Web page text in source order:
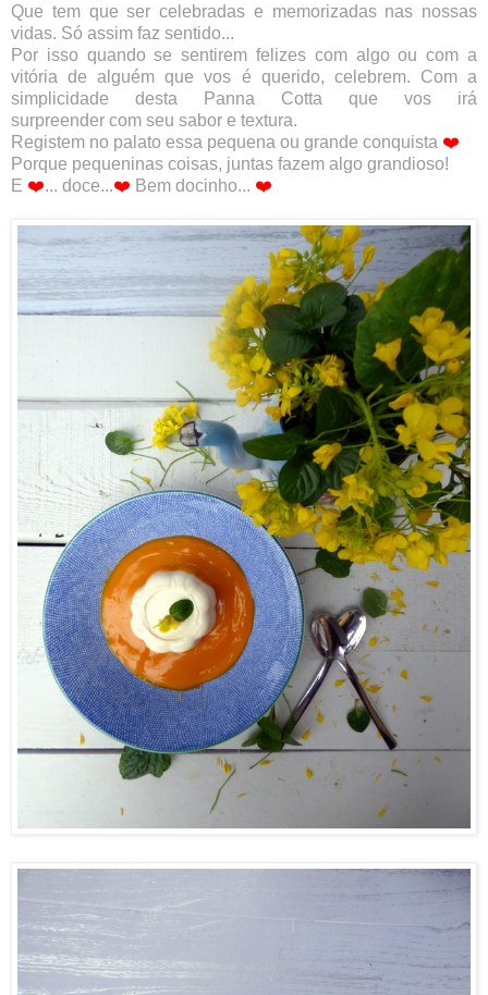
Que tem que ser celebradas e memorizadas nas nossas
vidas. Só assim faz sentido...
Por isso quando se sentirem felizes com algo ou com a
vitória de alguém que vos é querido, celebrem. Com a
simplicidade desta Panna Cotta que vos irá
surpreender com seu sabor e textura.
Registem no palato essa pequena ou grande conquista ❤️
Porque pequeninas coisas, juntas fazem algo grandioso!
E ❤️... doce...❤️ Bem docinho... ❤️